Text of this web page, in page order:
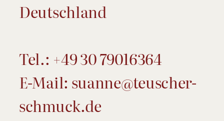
Deutschland
Tel.: +49 30 79016364
E-Mail: suanne@teuscher-
schmuck.de